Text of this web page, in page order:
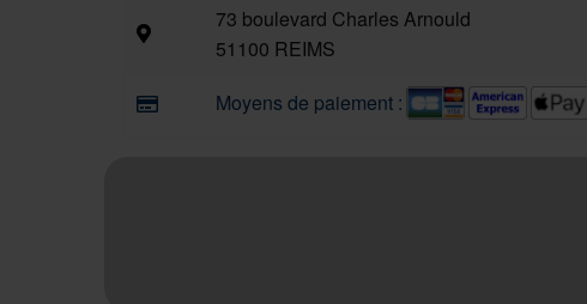
73 boulevard Charles Arnould
51100 REIMS
Moyens de paiement :